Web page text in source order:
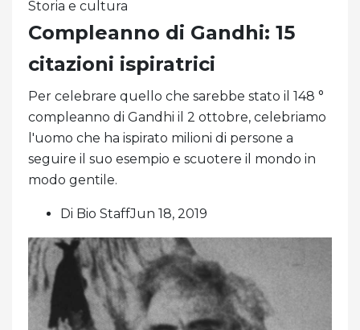
Storia e cultura
Compleanno di Gandhi: 15
citazioni ispiratrici
Per celebrare quello che sarebbe stato il 148 °
compleanno di Gandhi il 2 ottobre, celebriamo
l'uomo che ha ispirato milioni di persone a
seguire il suo esempio e scuotere il mondo in
modo gentile.
Di Bio StaffJun 18, 2019